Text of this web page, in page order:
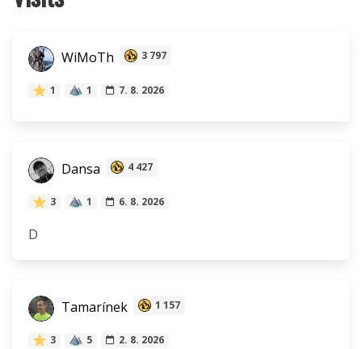
WiMoTh 3 797
1 1 7. 8. 2026
Dansa 4 427
3 1 6. 8. 2026
D
Tamarínek 1 157
3 5 2. 8. 2026